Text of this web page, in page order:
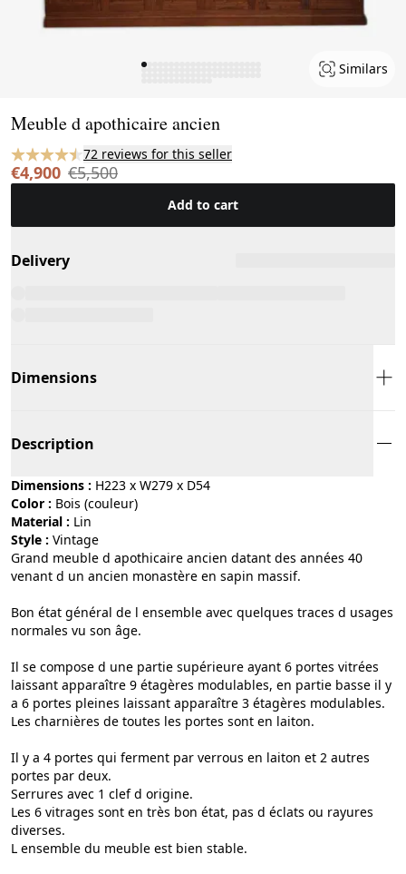
Similars
Meuble d apothicaire ancien
72 reviews for this seller
€4,900 €5,500
Add to cart
Delivery
Dimensions
Description
Dimensions : H223 x W279 x D54
Color :
bois (couleur)
Material :
lin
Style :
vintage
Grand meuble d apothicaire ancien datant des années 40
venant d un ancien monastère en sapin massif.
Bon état général de l ensemble avec quelques traces d usages
normales vu son âge.
Il se compose d une partie supérieure ayant 6 portes vitrées
laissant apparaître 9 étagères modulables, en partie basse il y
a 6 portes pleines laissant apparaître 3 étagères modulables.
Les charnières de toutes les portes sont en laiton.
Il y a 4 portes qui ferment par verrous en laiton et 2 autres
portes par deux.
Serrures avec 1 clef d origine.
Les 6 vitrages sont en très bon état, pas d éclats ou rayures
diverses.
L ensemble du meuble est bien stable.